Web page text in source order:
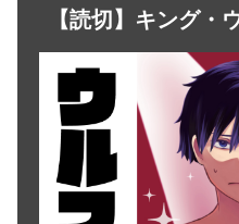
【読切】キング・